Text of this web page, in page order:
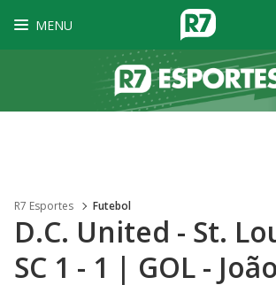
MENU
R7 Esportes Futebol
D.C. United - St.
SC 1 - 1 | GOL - João